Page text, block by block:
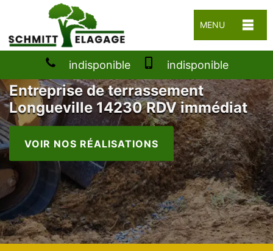
MENU
indisponible indisponible
Entreprise de terrassement
Longueville 14230 RDV immédiat
VOIR NOS RÉALISATIONS